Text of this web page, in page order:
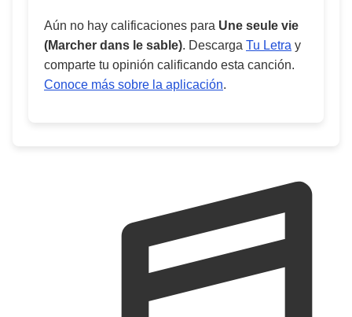
Aún no hay calificaciones para Une seule vie
(Marcher dans le sable). Descarga Tu Letra y
comparte tu opinión calificando esta canción.
Conoce más sobre la aplicación.